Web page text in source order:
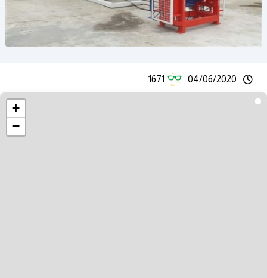
04/06/2020
1671
+
−